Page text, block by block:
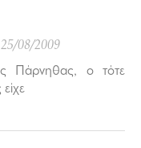
25/08/2009
Πάρνηθας, ο τότε